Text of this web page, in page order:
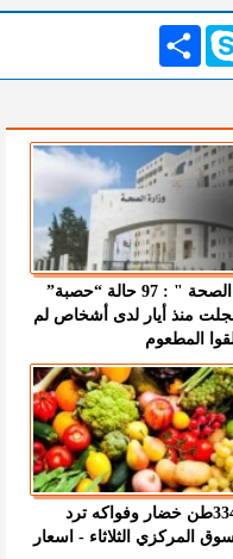
انشر
" الصحة " : 97 حالة “حصبة”
منذ أيار لدى أشخاص لم
المطعوم
3341طن خضار وفواكه ترد
المركزي الثلاثاء - اسعار